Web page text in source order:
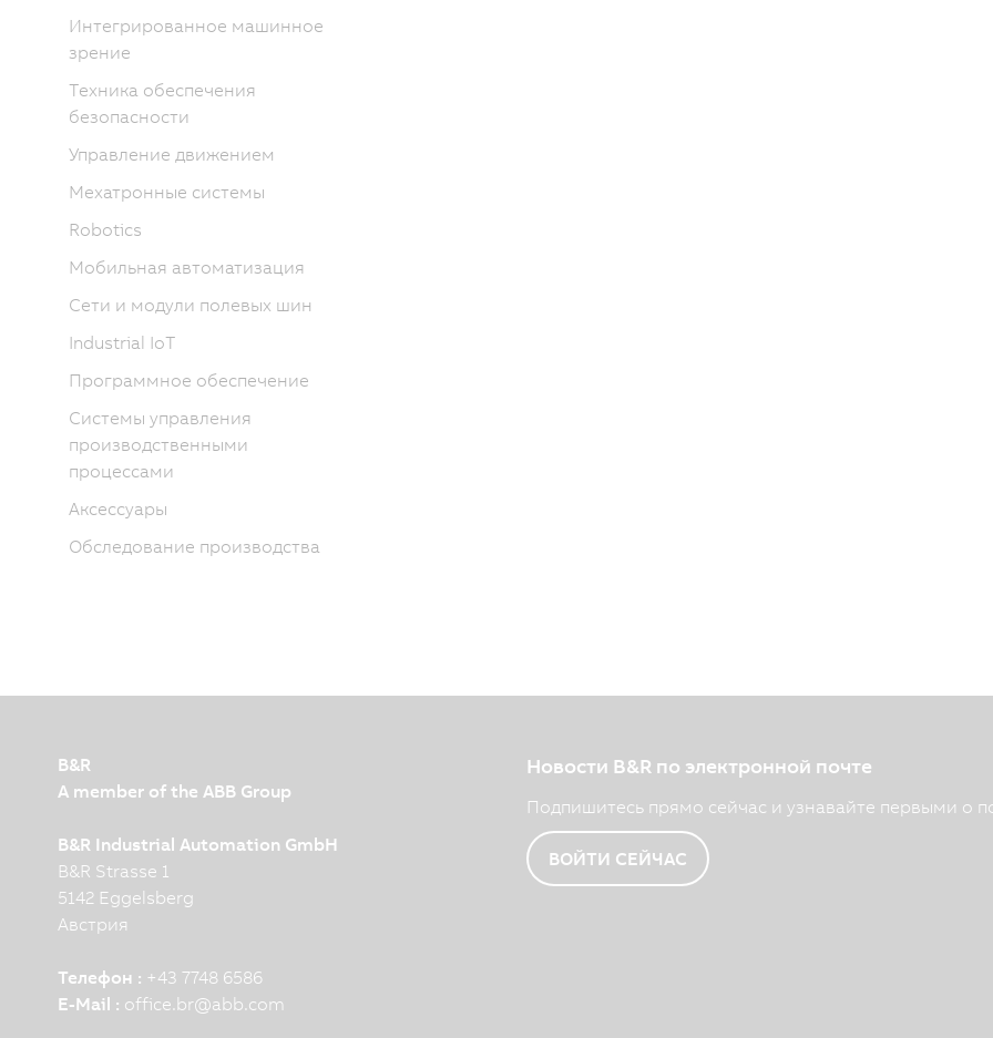
Интегрированное машинное
зрение
Техника обеспечения
безопасности
Управление движением
Мехатронные системы
Robotics
Мобильная автоматизация
Сети и модули полевых шин
Industrial IoT
Программное обеспечение
Системы управления
производственными
процессами
Аксессуары
Обследование производства
B&R
A member of the ABB Group
B&R Industrial Automation GmbH
B&R Strasse 1
5142 Eggelsberg
Австрия
Телефон : +43 7748 6586
E-Mail : office.br@abb.com
Новости B&R по электронной почте
Подпишитесь прямо сейчас и узнавайте первыми о
ВОЙТИ СЕЙЧАС